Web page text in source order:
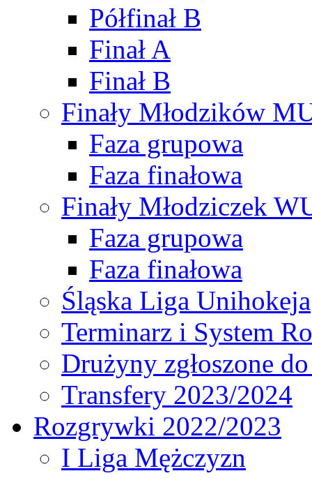
Półfinał B
Finał A
Finał B
Finały Młodzików
Faza grupowa
Faza finałowa
Finały Młodziczek
Faza grupowa
Faza finałowa
Śląska Liga Unihokeja
Terminarz i System
Drużyny zgłoszone
Transfery 2023/2024
Rozgrywki 2022/2023
I Liga Mężczyzn